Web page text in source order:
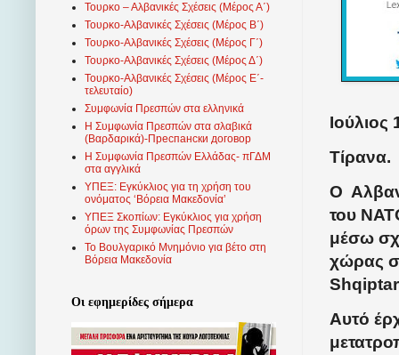
Τίρανα.
Ο
του
μέσω
χώρας
Αυτό
Τουρκο – Αλβανικές Σχέσεις (Mέρος Α΄)
Τουρκο-Αλβανικές Σχέσεις (Μέρος Β΄)
Τουρκο-Αλβανικές Σχέσεις (Μέρος Γ΄)
Τουρκο-Αλβανικές Σχέσεις (Μέρος Δ΄)
Τουρκο-Αλβανικές Σχέσεις (Μέρος Ε΄-
τελευταίο)
Συμφωνία Πρεσπών στα ελληνικά
Η Συμφωνία Πρεσπών στα σλαβικά
(Βαρδαρικά)-Преспански договор
Η Συμφωνία Πρεσπών Ελλάδας- πΓΔΜ
στα αγγλικά
ΥΠΕΞ: Εγκύκλιος για τη χρήση του
ονόματος ‘Βόρεια Μακεδονία’
ΥΠΕΞ Σκοπίων: Εγκύκλιος για χρήση
όρων της Συμφωνίας Πρεσπών
Το Βουλγαρικό Μνημόνιο για βέτο στη
Βόρεια Μακεδονία
Οι εφημερίδες σήμερα